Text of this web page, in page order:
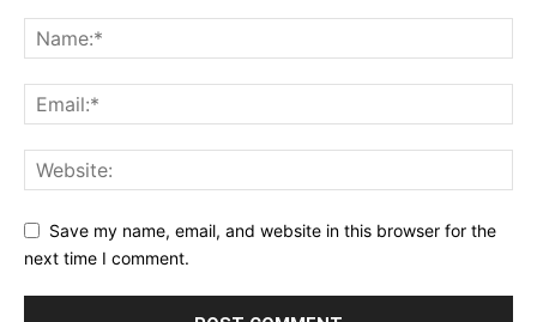
Save my name, email, and website in this browser for the
next time I comment.